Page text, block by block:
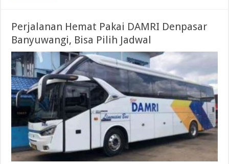
Perjalanan Hemat Pakai DAMRI Denpasar
Banyuwangi, Bisa Pilih Jadwal